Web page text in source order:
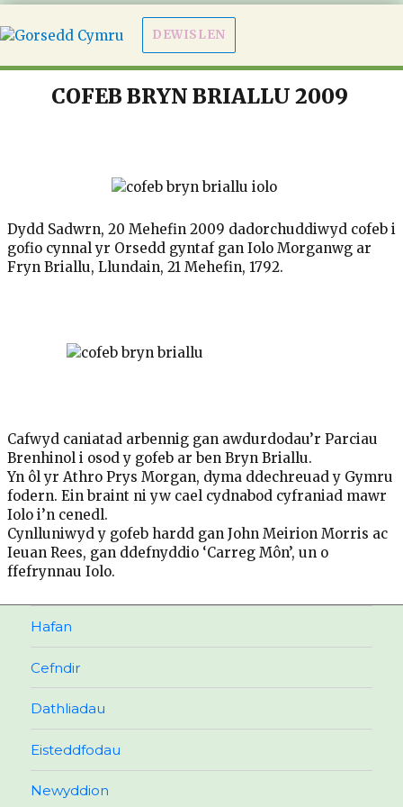
DEWISLEN
COFEB BRYN BRIALLU 2009
Dydd Sadwrn, 20 Mehefin 2009 dadorchuddiwyd cofeb i
gofio cynnal yr Orsedd gyntaf gan Iolo Morganwg ar
Fryn Briallu, Llundain, 21 Mehefin, 1792.
Cafwyd caniatad arbennig gan awdurdodau’r Parciau
Brenhinol i osod y gofeb ar ben Bryn Briallu.
Yn ôl yr Athro Prys Morgan, dyma ddechreuad y Gymru
fodern. Ein braint ni yw cael cydnabod cyfraniad mawr
Iolo i’n cenedl.
Cynlluniwyd y gofeb hardd gan John Meirion Morris ac
Ieuan Rees, gan ddefnyddio ‘Carreg Môn’, un o
ffefrynnau Iolo.
Hafan
Cefndir
Dathliadau
Eisteddfodau
Newyddion